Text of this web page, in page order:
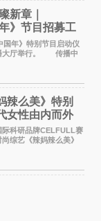
新章｜
》节目招募工
年》特别节目启动仪
大厅举行。 传播中
国风艺术，打造高规
盛典，是璀璨中国年
辣么美》特别
女性由内而外
科研品牌CELFULL赛
综艺《辣妈辣么美》
仪倾情参与，向广大
张，寄语当代女性在